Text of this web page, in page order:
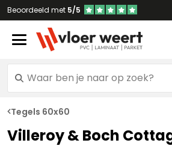
Beoordeeld met 5/5
Tegels 60x60
Villeroy & Boch